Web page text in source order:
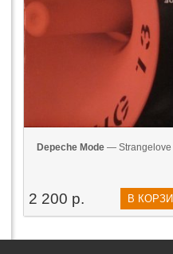
Depeche Mode— Strangelove
2 200 р. В